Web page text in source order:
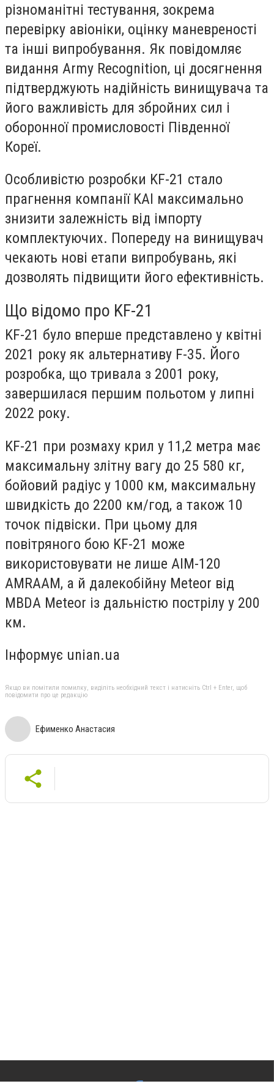
різноманітні тестування, зокрема
перевірку авіоніки, оцінку маневреності
та інші випробування. Як повідомляє
видання Army Recognition, ці досягнення
підтверджують надійність винищувача та
його важливість для збройних сил і
оборонної промисловості Південної
Кореї.
Особливістю розробки KF-21 стало
прагнення компанії KAI максимально
знизити залежність від імпорту
комплектуючих. Попереду на винищувач
чекають нові етапи випробувань, які
дозволять підвищити його ефективність.
Що відомо про KF-21
KF-21 було вперше представлено у квітні
2021 року як альтернативу F-35. Його
розробка, що тривала з 2001 року,
завершилася першим польотом у липні
2022 року.
KF-21 при розмаху крил у 11,2 метра має
максимальну злітну вагу до 25 580 кг,
бойовий радіус у 1000 км, максимальну
швидкість до 2200 км/год, а також 10
точок підвіски. При цьому для
повітряного бою KF-21 може
використовувати не лише AIM-120
AMRAAM, а й далекобійну Meteor від
MBDA Meteor із дальністю пострілу у 200
км.
Інформує unian.ua
Якщо ви помітили помилку, виділіть необхідний текст і натисніть Ctrl + Enter, щоб
повідомити про це редакцію
Ефименко Анастасия